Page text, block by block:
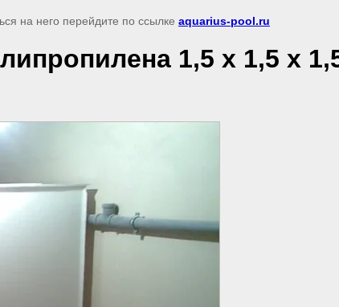
на него перейдите по ссылке aquarius-pool.ru
1,5 х 1,5 х